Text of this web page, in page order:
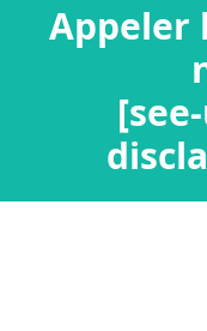
Appeler